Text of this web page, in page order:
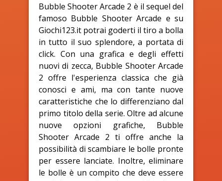
Bubble Shooter Arcade 2 è il sequel del
famoso Bubble Shooter Arcade e su
Giochi123.it potrai goderti il tiro a bolla
in tutto il suo splendore, a portata di
click. Con una grafica e degli effetti
nuovi di zecca, Bubble Shooter Arcade
2 offre l'esperienza classica che già
conosci e ami, ma con tante nuove
caratteristiche che lo differenziano dal
primo titolo della serie. Oltre ad alcune
nuove opzioni grafiche, Bubble
Shooter Arcade 2 ti offre anche la
possibilità di scambiare le bolle pronte
per essere lanciate. Inoltre, eliminare
le bolle è un compito che deve essere